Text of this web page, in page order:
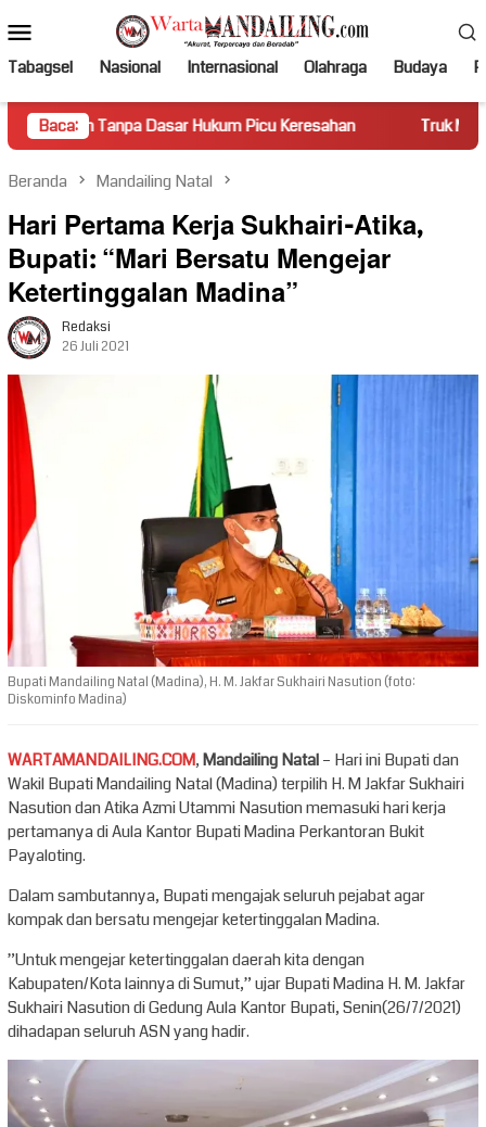
ke
kontenMobile
Tabagsel Nasional Internasional Olahraga Budaya
Baca:
Dasar Hukum Picu Keresahan Truk Miring Hambat Arus
Beranda Mandailing Natal
Hari Pertama Kerja Sukhairi-Atika,
Bupati: “Mari Bersatu Mengejar
Ketertinggalan Madina”
Redaksi
26 Juli 2021
Bupati Mandailing Natal (Madina), H. M. Jakfar Sukhairi Nasution (foto:
Diskominfo Madina)
WARTAMANDAILING.COM,Mandailing Natal– Hari ini Bupati dan
Wakil Bupati Mandailing Natal (Madina) terpilih H. M Jakfar Sukhairi
Nasution dan Atika Azmi Utammi Nasution memasuki hari kerja
pertamanya di Aula Kantor Bupati Madina Perkantoran Bukit
Payaloting.
Dalam sambutannya, Bupati mengajak seluruh pejabat agar
kompak dan bersatu mengejar ketertinggalan Madina.
”Untuk mengejar ketertinggalan daerah kita dengan
Kabupaten/Kota lainnya di Sumut,” ujar Bupati Madina H. M. Jakfar
Sukhairi Nasution di Gedung Aula Kantor Bupati, Senin(26/7/2021)
dihadapan seluruh ASN yang hadir.